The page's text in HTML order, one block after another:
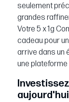
seulement
grandes
Votre 5 x 1g
cadeau pour
arrive dans un
une